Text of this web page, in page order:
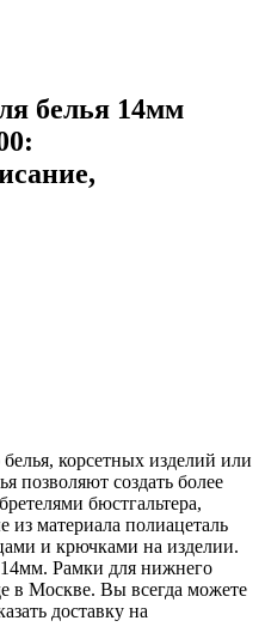
белья 14мм
корсетных изделий или
позволяют создать более
бюстгальтера,
из материала полиацеталь
и крючками на изделии.
Рамки для нижнего
в Москве. Вы всегда можете
доставку на